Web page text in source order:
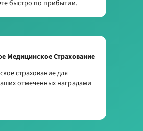
быстро по прибытии.
Медицинское Страхование
страхование для
отмеченных наградами